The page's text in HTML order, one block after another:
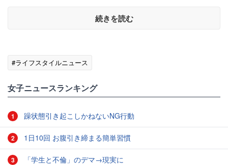
続きを読む
#ライフスタイルニュース
女子ニュースランキング
1 躁状態引き起こしかねないNG行動
2 1日10回 お腹引き締まる簡単習慣
3 「学生と不倫」のデマ→現実に